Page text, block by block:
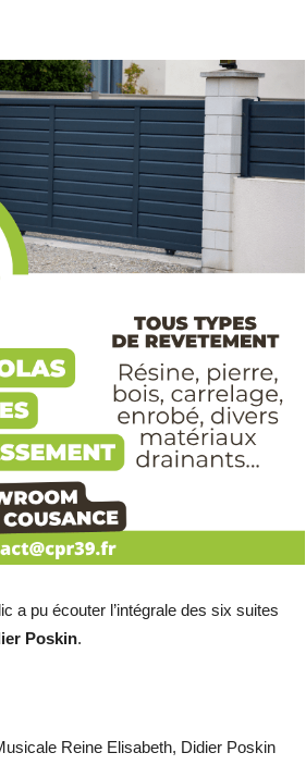
a pu écouter l’intégrale des six suites
Poskin.
Reine Elisabeth, Didier Poskin